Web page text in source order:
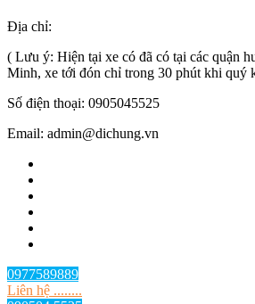
Địa chỉ:
( Lưu ý: Hiện tại xe có đã có tại các quận
Minh, xe tới đón chỉ trong 30 phút khi quý
Số điện thoại: 0905045525
Email: admin@dichung.vn
0977589889
Liên hệ ........